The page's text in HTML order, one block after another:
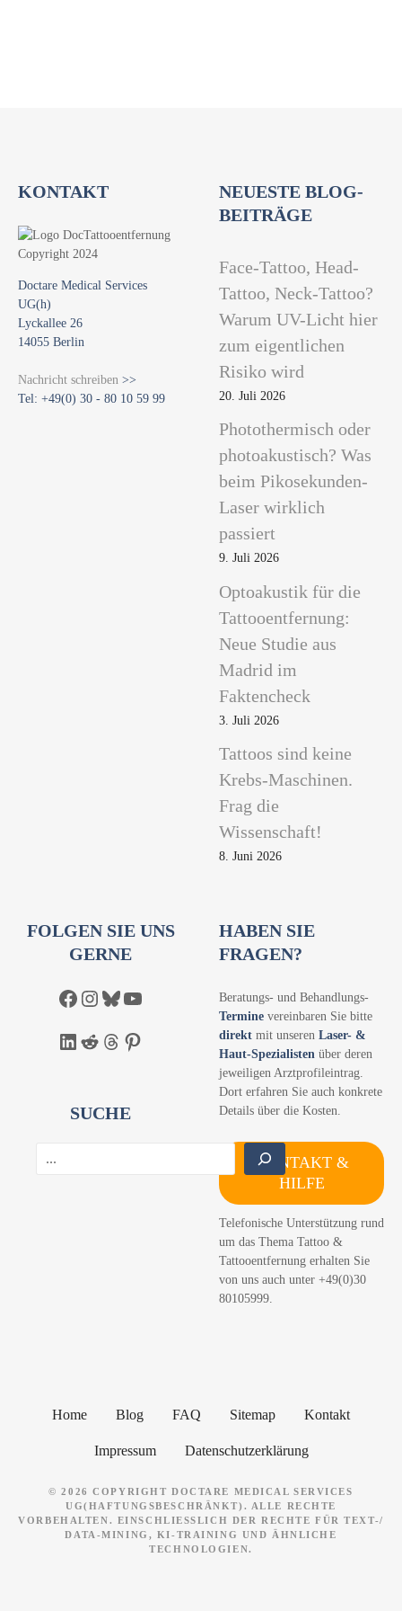
KONTAKT
Doctare Medical Services
UG(h)
Lyckallee 26
14055 Berlin
Nachricht schreiben >>
Tel: +49(0) 30 - 80 10 59 99
NEUESTE BLOG-
BEITRÄGE
Face-Tattoo, Head-
Tattoo, Neck-Tattoo?
Warum UV-Licht hier
zum eigentlichen
Risiko wird
20. Juli 2026
Photothermisch oder
photoakustisch? Was
beim Pikosekunden-
Laser wirklich
passiert
9. Juli 2026
Optoakustik für die
Tattooentfernung:
Neue Studie aus
Madrid im
Faktencheck
3. Juli 2026
Tattoos sind keine
Krebs-Maschinen.
Frag die
Wissenschaft!
8. Juni 2026
FOLGEN SIE UNS
GERNE
Facebook Instagram Bluesky YouTube
LinkedIn Reddit Threads Pinterest
SUCHE
HABEN SIE
FRAGEN?
Beratungs- und Behandlungs-
Termine vereinbaren Sie bitte
direkt mit unseren Laser- &
Haut-Spezialisten über deren
jeweiligen Arztprofileintrag.
Dort erfahren Sie auch konkrete
Details über die Kosten.
KONTAKT &
HILFE
Telefonische Unterstützung rund
um das Thema Tattoo &
Tattooentfernung erhalten Sie
von uns auch unter +49(0)30
80105999.
Home Blog FAQ Sitemap Kontakt
Impressum Datenschutzerklärung
© 2026 COPYRIGHT DOCTARE MEDICAL SERVICES
UG(HAFTUNGSBESCHRÄNKT). ALLE RECHTE
VORBEHALTEN. EINSCHLIESSLICH DER RECHTE FÜR TEXT-/ D
ATA-MINING, KI-TRAINING UND ÄHNLICHE T
ECHNOLOGIEN.